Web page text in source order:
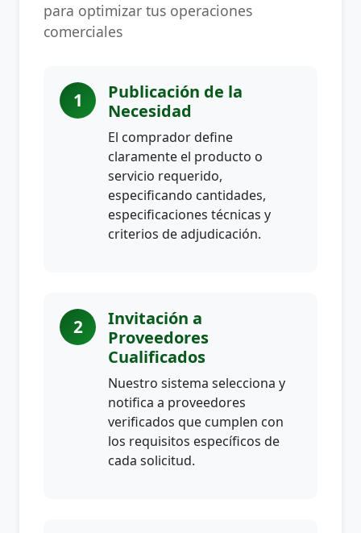
para optimizar tus operaciones
comerciales
1
Publicación de la
Necesidad
El comprador define
claramente el producto o
servicio requerido,
especificando cantidades,
especificaciones técnicas y
criterios de adjudicación.
2
Invitación a
Proveedores
Cualificados
Nuestro sistema selecciona y
notifica a proveedores
verificados que cumplen con
los requisitos específicos de
cada solicitud.